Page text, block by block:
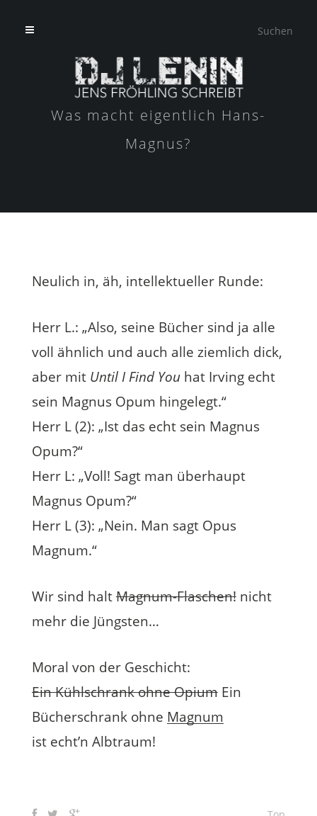
Was macht eigentlich Hans-
Magnus?
Neulich in, äh, intellektueller Runde:
Herr L.: „Also, seine Bücher sind ja alle
voll ähnlich und auch alle ziemlich dick,
aber mit Until I Find Youhat Irving echt
sein Magnus Opum hingelegt.“
Herr L (2): „Ist das echt sein Magnus
Opum?“
Herr L: „Voll! Sagt man überhaupt
Magnus Opum?“
Herr L (3): „Nein. Man sagt Opus
Magnum.“
Wir sind haltMagnum-Flaschen!nicht
mehr die Jüngsten…
Moral von der Geschicht:
Ein Kühlschrank ohne OpiumEin
Bücherschrank ohne Magnum
ist echt’n Albtraum!